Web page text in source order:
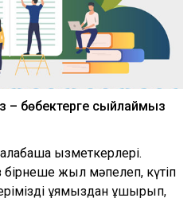
– бөбектерге сыйлаймыз
қызметкерлері.
бірнеше жыл мәпелеп, күтіп
ұямыздан ұшырып,